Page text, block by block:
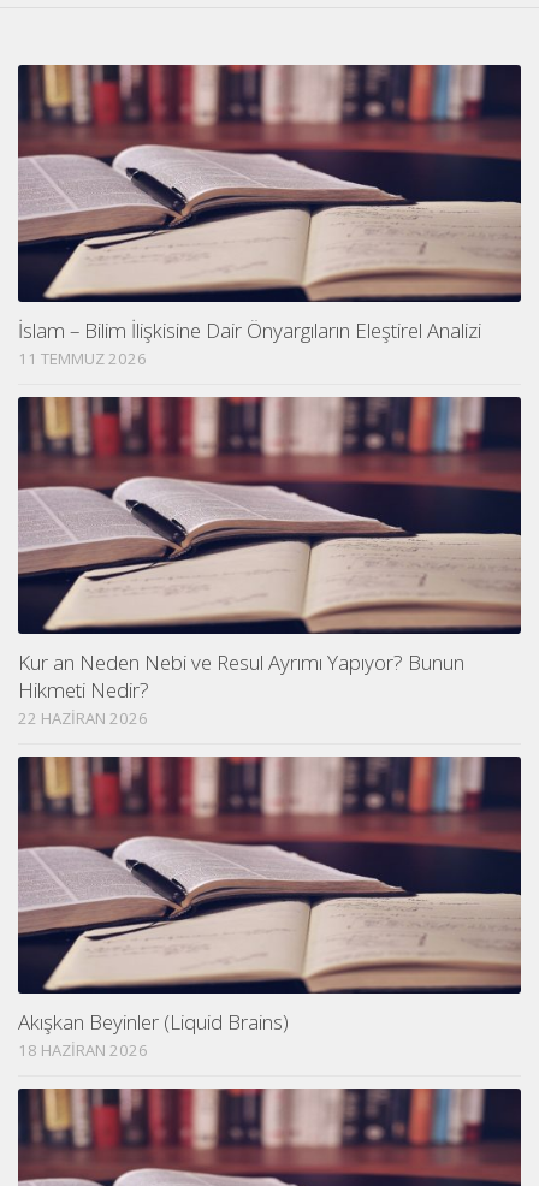
İslam – Bilim İlişkisine Dair Önyargıların Eleştirel Analizi
11 TEMMUZ 2026
Kur an Neden Nebi ve Resul Ayrımı Yapıyor? Bunun
Hikmeti Nedir?
22 HAZIRAN 2026
Akışkan Beyinler (Liquid Brains)
18 HAZIRAN 2026